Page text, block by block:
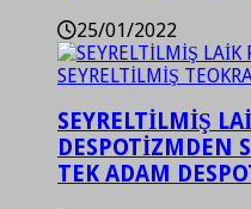
25/01/2022
SEYRELTİLMİŞ
DESPOTİZMDEN
TEK ADAM